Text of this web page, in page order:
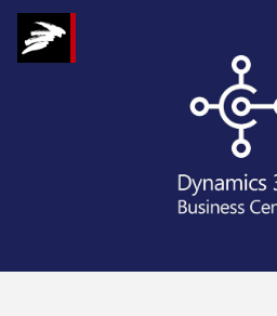
Praktiske
Spørgsmål til
Hvad kan
dig